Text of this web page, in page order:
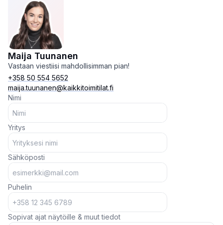
Maija Tuunanen
Vastaan viestiisi mahdollisimman pian!
+358 50 554 5652
maija.tuunanen@kaikkitoimitilat.fi
Nimi
Yritys
Sähköposti
Puhelin
Sopivat ajat näytöille & muut tiedot